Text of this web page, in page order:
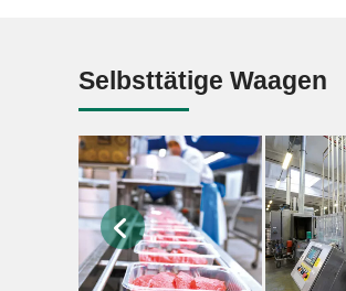
Selbsttätige Waagen